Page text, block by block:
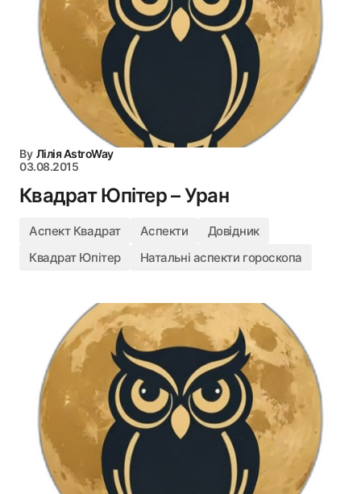
By Лілія AstroWay
03.08.2015
Квадрат Юпітер – Уран
Аспект Квадрат Аспекти
Довідник
Квадрат Юпітер
Натальні аспекти гороскопа